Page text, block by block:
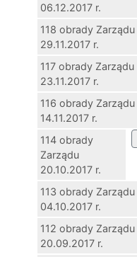
06.12.2017 r.
118 obrady Zarządu
29.11.2017 r.
117 obrady Zarządu
23.11.2017 r.
116 obrady Zarządu
14.11.2017 r.
114 obrady
Zarządu
20.10.2017 r.
113 obrady Zarządu
04.10.2017 r.
112 obrady Zarządu
20.09.2017 r.